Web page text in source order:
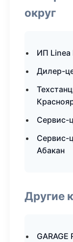
округ
ИП
Дилер-
Сервис-
Сервис-
Абакан
Другие